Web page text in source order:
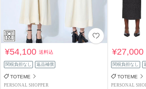
¥54,100送料込
関税負担なし 返品補償
TOTEME
PERSONAL SHOPPER
¥27,000
関税負担なし
TOTEME
PERSONAL